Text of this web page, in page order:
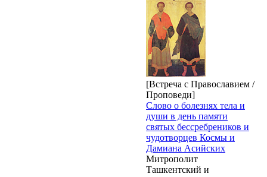
[Встреча с Православием /
Проповеди]
Слово о болезнях тела и
души в день памяти
святых бессребреников и
чудотворцев Космы и
Дамиана Асийских
Митрополит
Ташкентский и